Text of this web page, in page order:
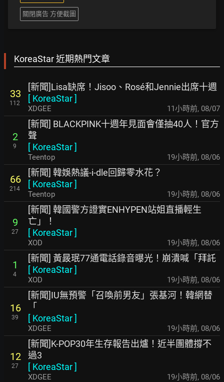
關閉廣告 方便截圖
KoreaStar 近期熱門文章
33
112
[新聞]Lisa缺席！Jisoo、Rosé和Jennie出席十週
[ KoreaStar]
XDGEE 11小時前, 08/07
2
9
[新聞] BLACKPINK十週年見面會僅抽40人！官方
聲
[ KoreaStar]
Teentop 19小時前, 08/06
66
214
[新聞] 韓娛熱議-i-dle回歸零水花？
[ KoreaStar]
Teentop 19小時前, 08/06
9
27
[新聞] 韓國警方證實ENHYPEN站姐直播輕生
亡」！
[ KoreaStar]
XOD 19小時前, 08/06
1
4
[新聞] 黃晸珉77通電話錄音曝光！崩潰喊「拜託
[ KoreaStar]
XOD 19小時前, 08/06
16
39
[新聞]IU無預警「召喚前男友」張基河！韓網替
「
[ KoreaStar]
XDGEE 19小時前, 08/06
12
27
[新聞]K-POP30年生存報告出爐！近半團體撐不
過3
[ KoreaStar]
XDGEE 19小時前, 08/06